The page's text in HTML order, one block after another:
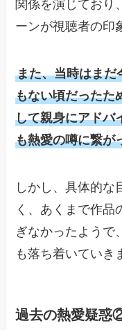
関係を演じており
ーンが視聴者の印
また、当時はまだ
もない頃だったた
して親身にアドバ
も熱愛の噂に繋が
しかし、具体的な
く、あくまで作品
ぎなかったようで
も落ち着いていき
過去の熱愛疑惑